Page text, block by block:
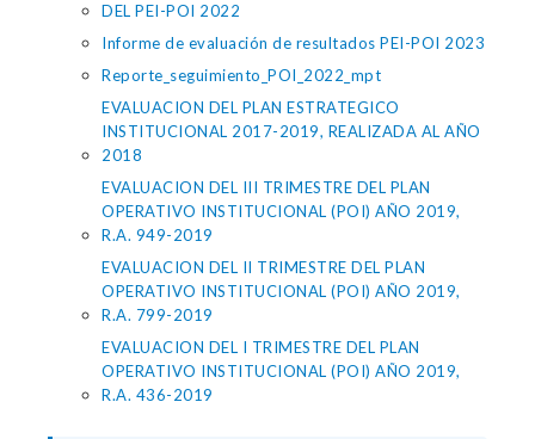
DEL PEI-POI 2022
Informe de evaluación de resultados PEI-POI 2023
Reporte_seguimiento_POI_2022_mpt
EVALUACION DEL PLAN ESTRATEGICO
INSTITUCIONAL 2017-2019, REALIZADA AL AÑO
2018
EVALUACION DEL III TRIMESTRE DEL PLAN
OPERATIVO INSTITUCIONAL (POI) AÑO 2019,
R.A. 949-2019
EVALUACION DEL II TRIMESTRE DEL PLAN
OPERATIVO INSTITUCIONAL (POI) AÑO 2019,
R.A. 799-2019
EVALUACION DEL I TRIMESTRE DEL PLAN
OPERATIVO INSTITUCIONAL (POI) AÑO 2019,
R.A. 436-2019